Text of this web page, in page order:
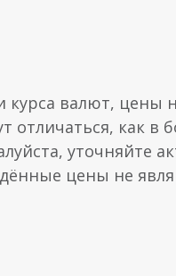
курса валют, цены
отличаться, как в
уточняйте
цены не